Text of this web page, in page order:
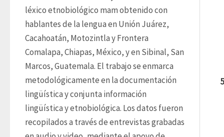
léxico etnobiológico mam obtenido con
hablantes de la lengua en Unión Juárez,
Cacahoatán, Motozintla y Frontera
Comalapa, Chiapas, México, y en Sibinal, San
Marcos, Guatemala. El trabajo se enmarca
metodológicamente en la documentación
lingüística y conjunta información
lingüística y etnobiológica. Los datos fueron
recopilados a través de entrevistas grabadas